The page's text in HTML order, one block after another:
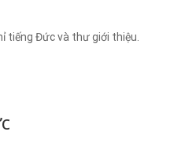
tiếng Đức và thư giới thiệu.